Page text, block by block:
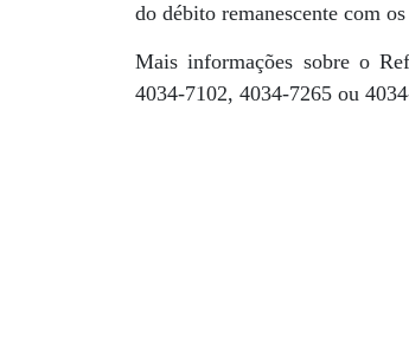
do débito remanescente com
Mais informações sobre o
4034-7102, 4034-7265 ou